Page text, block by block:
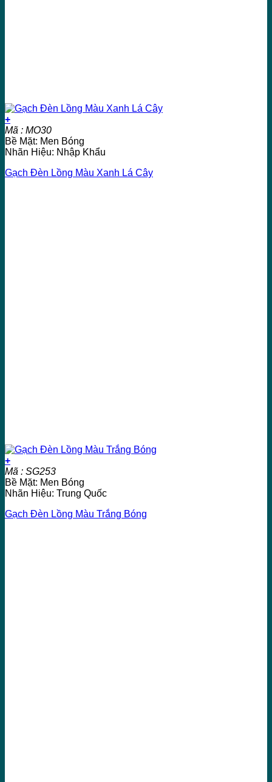
+
Mã : MO30
Bề Mặt: Men Bóng
Nhãn Hiệu: Nhập Khẩu
Gạch Đèn Lồng Màu Xanh Lá Cây
+
Mã : SG253
Bề Mặt: Men Bóng
Nhãn Hiệu: Trung Quốc
Gạch Đèn Lồng Màu Trắng Bóng